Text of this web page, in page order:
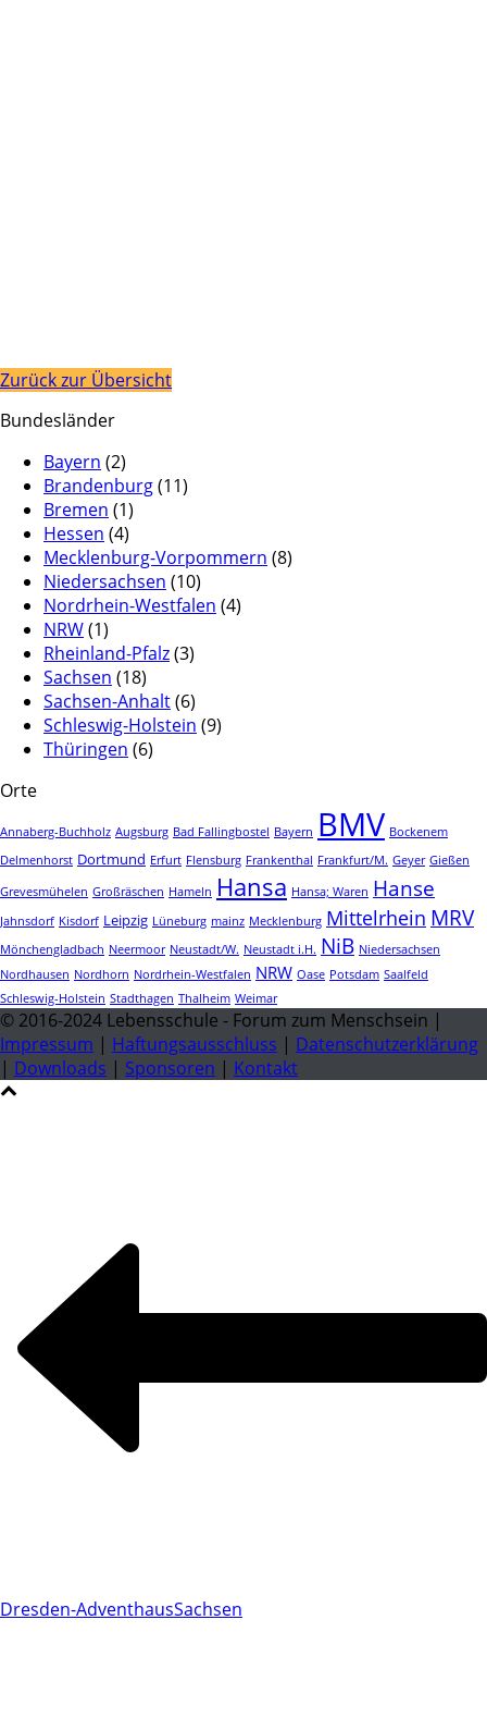
Zurück zur Übersicht
Bundesländer
Bayern (2)
Brandenburg(11)
Bremen (1)
Hessen (4)
Mecklenburg-Vorpommern (8)
Niedersachsen (10)
Nordrhein-Westfalen (4)
NRW(1)
Rheinland-Pfalz(3)
Sachsen (18)
Sachsen-Anhalt(6)
Schleswig-Holstein (9)
Thüringen (6)
Orte
Annaberg-Buchholz Augsburg Bad Fallingbostel Bayern BMV Bockenem
Delmenhorst Dortmund Erfurt Flensburg Frankenthal Frankfurt/M. Geyer Gießen
Grevesmühelen Großräschen Hameln Hansa Hansa; Waren Hanse
Jahnsdorf Kisdorf Leipzig Lüneburg mainz Mecklenburg Mittelrhein MRV
Mönchengladbach Neermoor Neustadt/W. Neustadt i.H. NiB Niedersachsen
Nordhausen Nordhorn Nordrhein-Westfalen NRW Oase Potsdam Saalfeld
Schleswig-Holstein Stadthagen Thalheim Weimar
© 2016-2024 Lebensschule - Forum zum Menschsein |
Impressum | Haftungsausschluss | Datenschutzerklärung
| Downloads | Sponsoren | Kontakt
Dresden-AdventhausSachsen